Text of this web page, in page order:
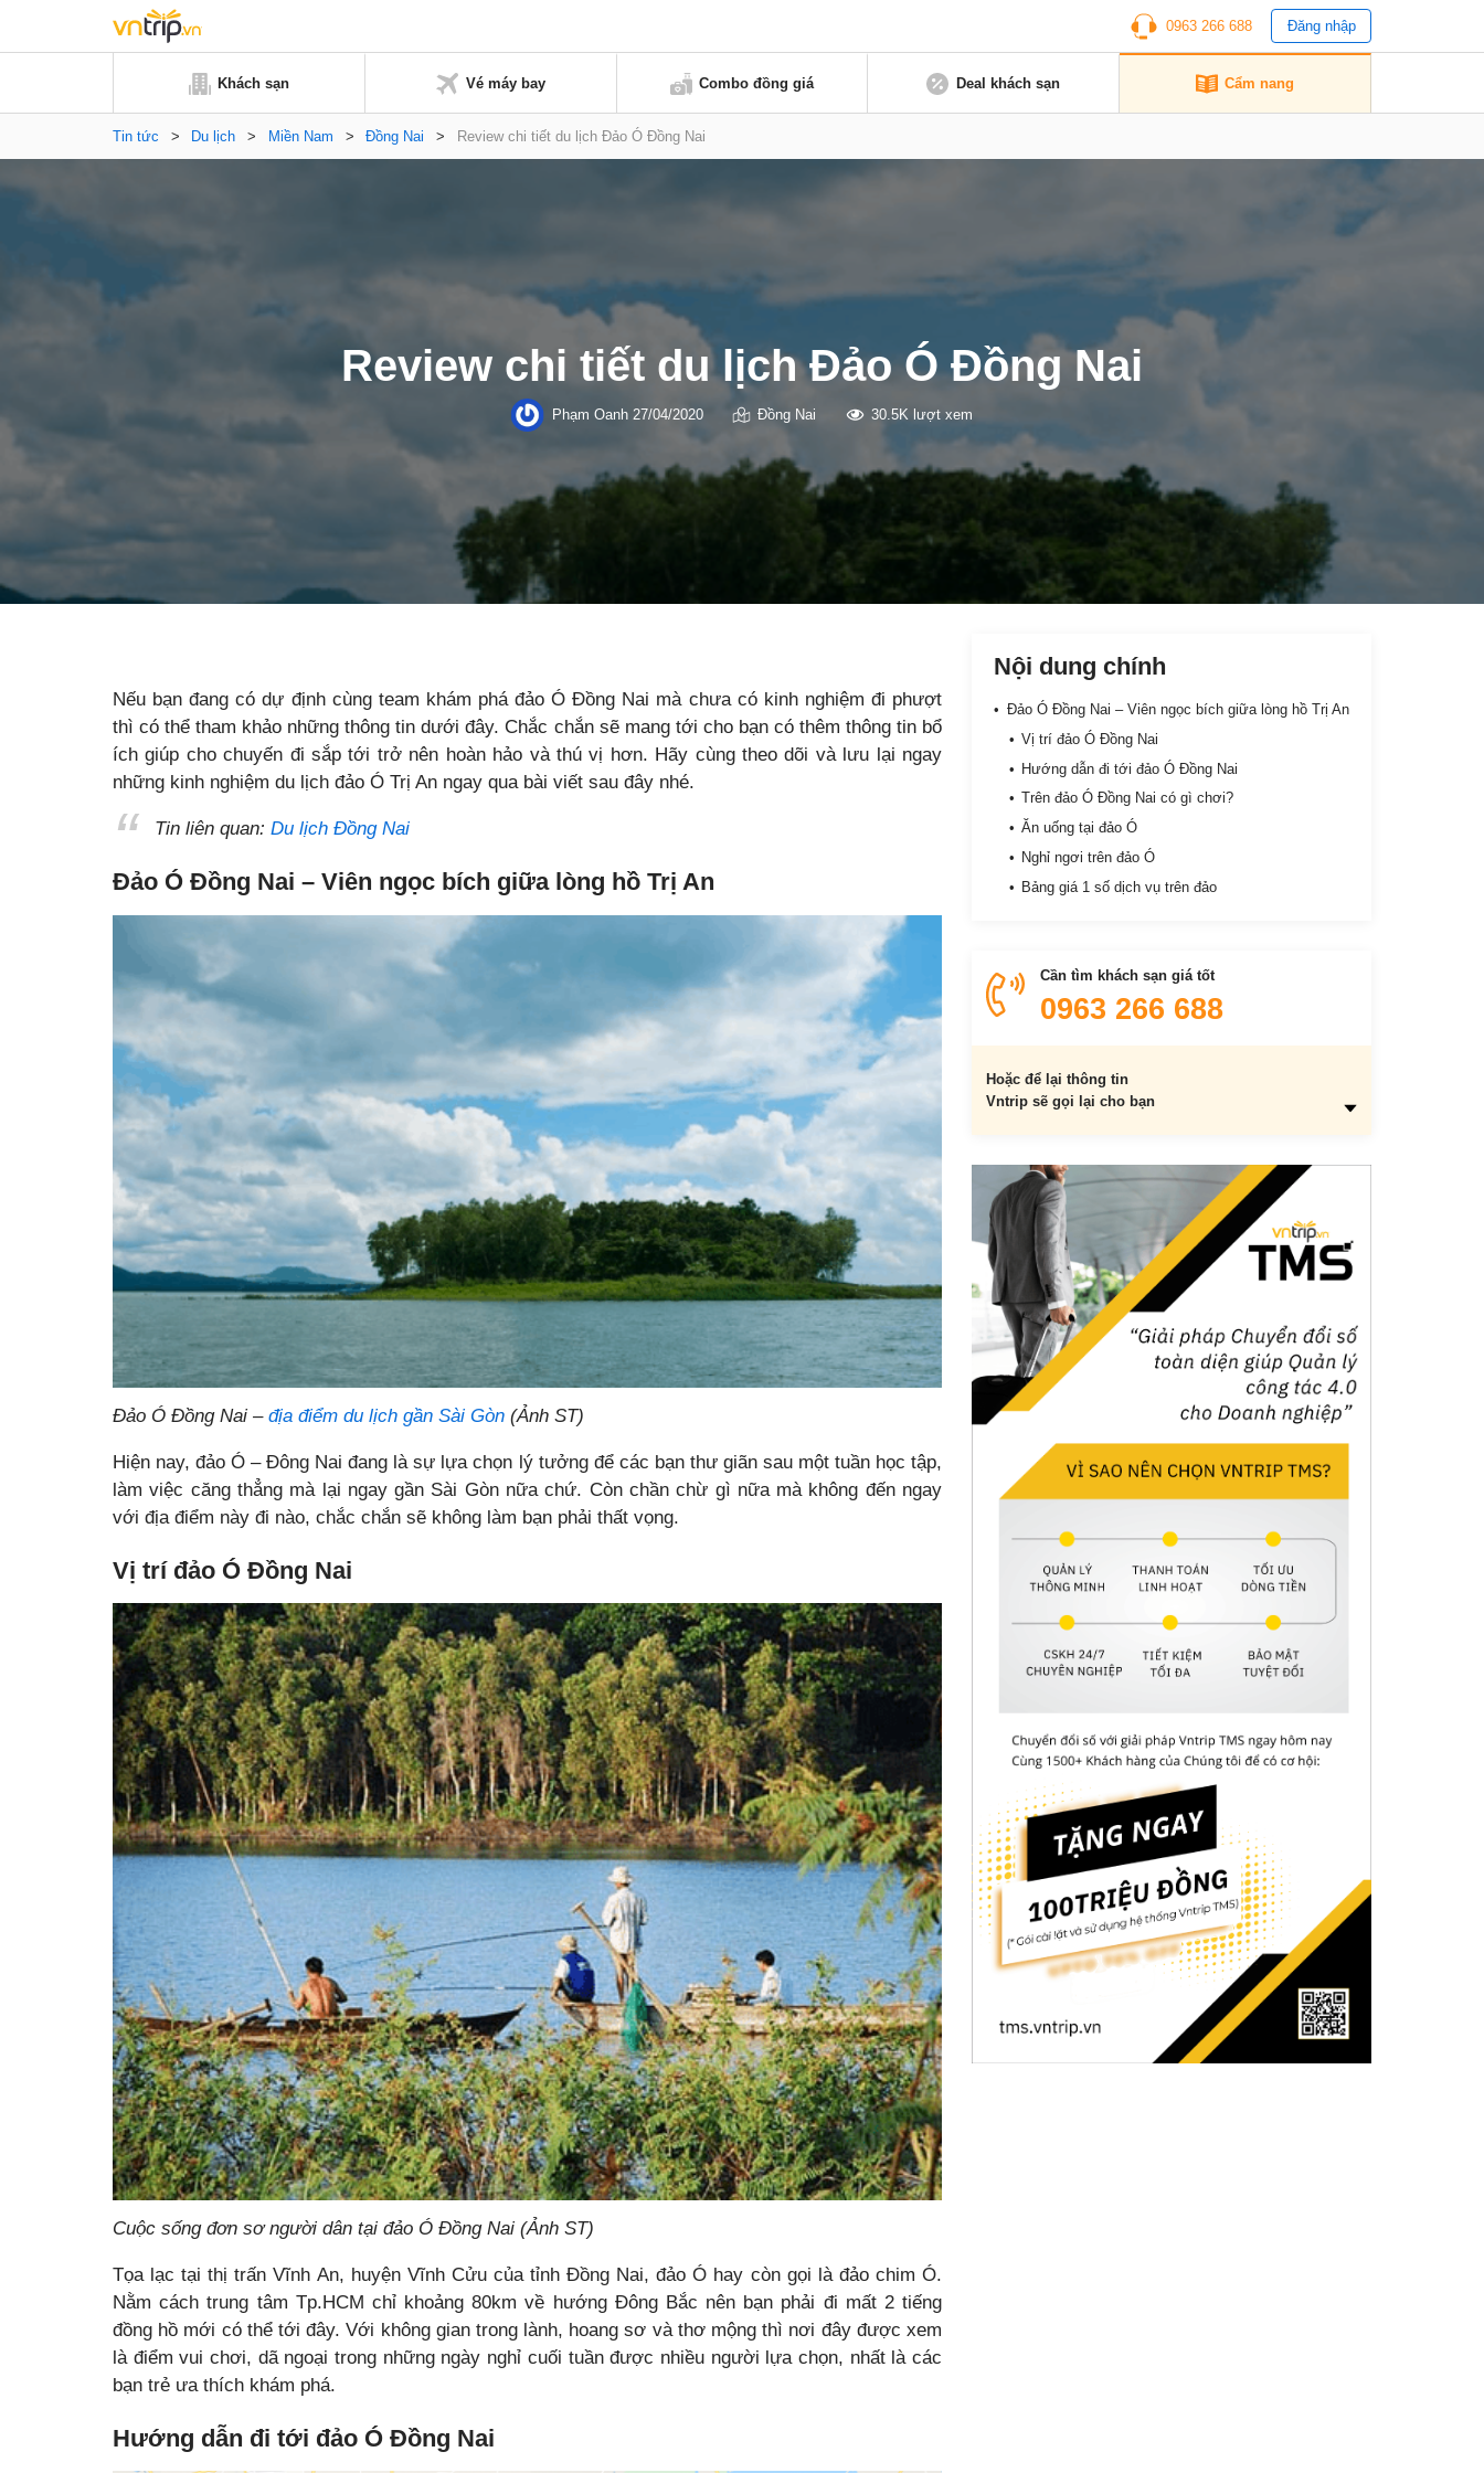
0963 266 688 Đăng nhập
Khách sạn Vé máy bay Combo đồng giá Deal khách sạn Cẩm nang
Tin tức > Du lịch > Miền Nam > Đồng Nai > Review chi tiết du lịch Đảo Ó Đồng Nai
Review chi tiết du lịch Đảo Ó Đồng Nai
Phạm Oanh27/04/2020 Đồng Nai 30.5K lượt xem
Nếu bạn đang có dự định cùng team khám phá đảo Ó Đồng Nai mà chưa có kinh nghiệm đi phượt
thì có thể tham khảo những thông tin dưới đây. Chắc chắn sẽ mang tới cho bạn có thêm thông tin bổ
ích giúp cho chuyến đi sắp tới trở nên hoàn hảo và thú vị hơn. Hãy cùng theo dõi và lưu lại ngay
những kinh nghiệm du lịch đảo Ó Trị An ngay qua bài viết sau đây nhé.
Tin liên quan:Du lịch Đồng Nai
Đảo Ó Đồng Nai – Viên ngọc bích giữa lòng hồ Trị An
Đảo Ó Đồng Nai – địa điểm du lịch gần Sài Gòn (Ảnh ST)
Hiện nay, đảo Ó – Đông Nai đang là sự lựa chọn lý tưởng để các bạn thư giãn sau một tuần học tập,
làm việc căng thẳng mà lại ngay gần Sài Gòn nữa chứ. Còn chần chừ gì nữa mà không đến ngay
với địa điểm này đi nào, chắc chắn sẽ không làm bạn phải thất vọng.
Vị trí đảo Ó Đồng Nai
Cuộc sống đơn sơ người dân tại đảo Ó Đồng Nai (Ảnh ST)
Tọa lạc tại thị trấn Vĩnh An, huyện Vĩnh Cửu của tỉnh Đồng Nai, đảo Ó hay còn gọi là đảo chim Ó.
Nằm cách trung tâm Tp.HCM chỉ khoảng 80km về hướng Đông Bắc nên bạn phải đi mất 2 tiếng
đồng hồ mới có thể tới đây. Với không gian trong lành, hoang sơ và thơ mộng thì nơi đây được xem
là điểm vui chơi, dã ngoại trong những ngày nghỉ cuối tuần được nhiều người lựa chọn, nhất là các
bạn trẻ ưa thích khám phá.
Hướng dẫn đi tới đảo Ó Đồng Nai
Nội dung chính
Đảo Ó Đồng Nai – Viên ngọc bích giữa lòng hồ Trị An
Vị trí đảo Ó Đồng Nai
Hướng dẫn đi tới đảo Ó Đồng Nai
Trên đảo Ó Đồng Nai có gì chơi?
Ăn uống tại đảo Ó
Nghỉ ngơi trên đảo Ó
Bảng giá 1 số dịch vụ trên đảo
Cần tìm khách sạn giá tốt
0963 266 688
Hoặc để lại thông tin
Vntrip sẽ gọi lại cho bạn